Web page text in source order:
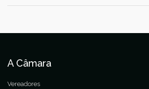
A Câmara
Vereadores